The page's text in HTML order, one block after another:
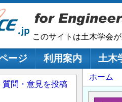
このサイトは土木学会
ビゲーション
ージ 利用案内 土木
パ
ン
ホーム
質問・意見を投稿